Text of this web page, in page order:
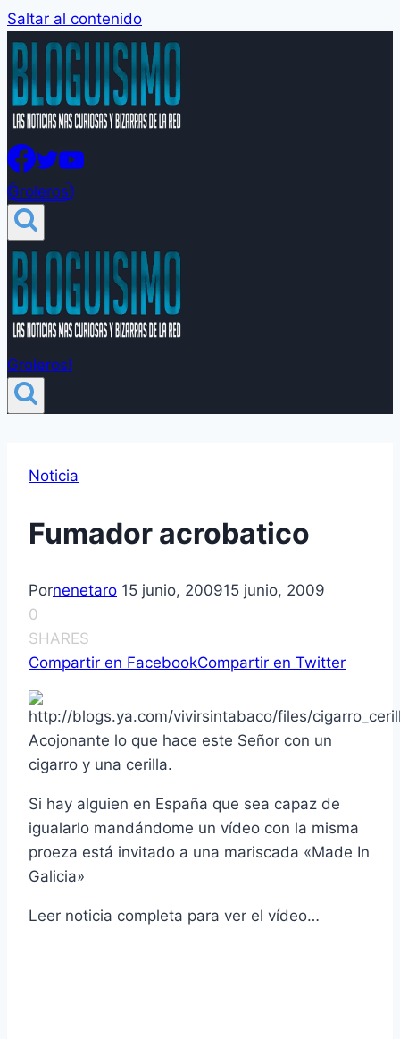
Saltar al contenido
Groleros!
Groleros!
Noticia
Fumador acrobatico
Pornenetaro 15 junio, 200915 junio, 2009
0
SHARES
Compartir en FacebookCompartir en Twitter
Acojonante lo que hace este Señor con un
cigarro y una cerilla.
Si hay alguien en España que sea capaz de
igualarlo mandándome un ví­deo con la misma
proeza está invitado a una mariscada «Made In
Galicia»
Leer noticia completa para ver el ví­deo…